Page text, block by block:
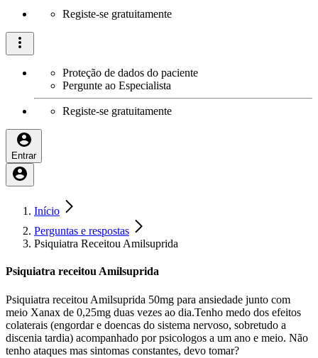
Registe-se gratuitamente
Proteção de dados do paciente
Pergunte ao Especialista
Registe-se gratuitamente
Entrar
Início
Perguntas e respostas
Psiquiatra Receitou Amilsuprida
Psiquiatra receitou Amilsuprida
Psiquiatra receitou Amilsuprida 50mg para ansiedade junto com
meio Xanax de 0,25mg duas vezes ao dia.Tenho medo dos efeitos
colaterais (engordar e doencas do sistema nervoso, sobretudo a
discenia tardia) acompanhado por psicologos a um ano e meio. Não
tenho ataques mas sintomas constantes, devo tomar?